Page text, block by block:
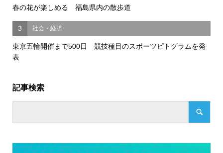
春の花が楽しめる 福島県内の散歩道
3 社会・経済
東京五輪開催まで500日 競技種目のスポーツピトグラムを発
表
記事検索